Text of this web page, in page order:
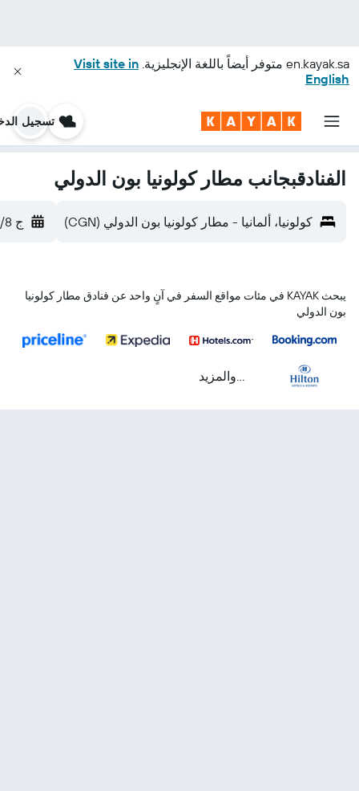
en.kayak.sa متوفر أيضاً باللغة الإنجليزية. Visit site in
English
تسجيل
الفنادقبجانب مطار كولونيا بون الدولي
كولونيا، ألمانيا - مطار كولونيا بون الدولي (CGN) ج 14/8
يبحث KAYAK في مئات مواقع السفر في آنٍ واحد عن فنادق مطار كولونيا
بون الدولي
...والمزيد